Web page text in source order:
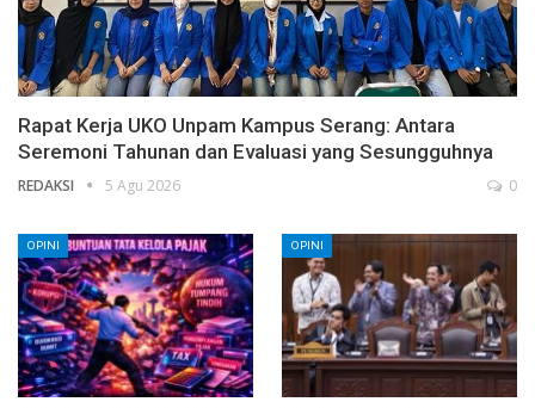
Rapat Kerja UKO Unpam Kampus Serang: Antara
Seremoni Tahunan dan Evaluasi yang Sesungguhnya
REDAKSI 5 Agu 2026 0
OPINI OPINI